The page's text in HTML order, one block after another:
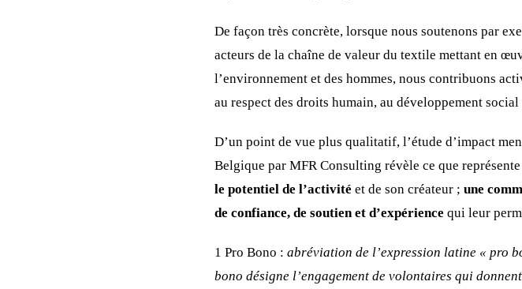
De façon très concrète, lorsque nous soutenons par
acteurs de la chaîne de valeur du textile mettant en
l’environnement et des hommes, nous contribuons
au respect des droits humain, au développement
D’un point de vue plus qualitatif, l’étude d’impact
Belgique par MFR Consulting révèle ce que
le potentiel de l’activité et de son créateur ; une
de confiance, de soutien et d’expérience qui leur
1 Pro Bono : abréviation de l’expression latine « pro
bono désigne l’engagement de volontaires qui